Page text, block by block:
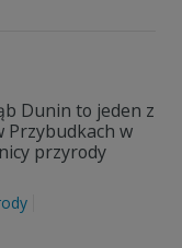
Dunin to jeden z
Przybudkach w
przyrody